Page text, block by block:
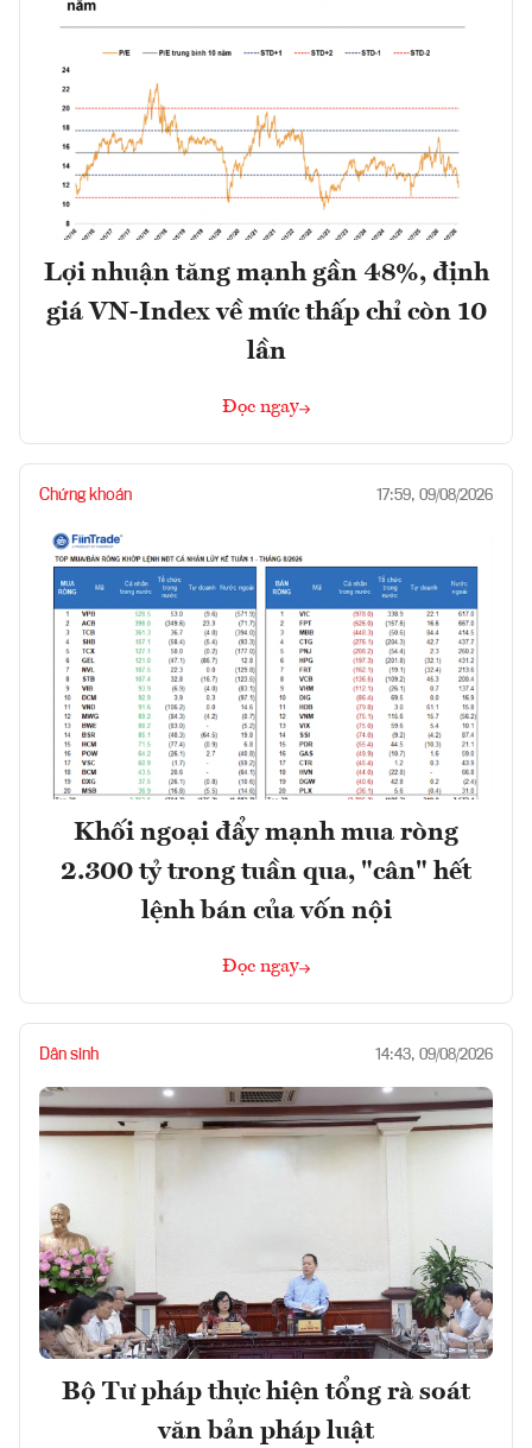
Lợi nhuận tăng mạnh gần 48%, định
giá VN-Index về mức thấp chỉ còn 10
lần
Đọc ngay
Chứng khoán 17:59, 09/08/2026
Khối ngoại đẩy mạnh mua ròng
2.300 tỷ trong tuần qua, "cân" hết
lệnh bán của vốn nội
Đọc ngay
Dân sinh 14:43, 09/08/2026
Bộ Tư pháp thực hiện tổng rà soát
văn bản pháp luật